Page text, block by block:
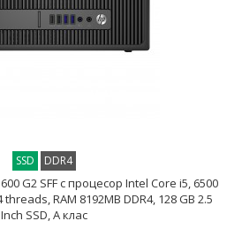
SSD DDR4
G2 SFF с процесор Intel Core i5, 6500
RAM 8192MB DDR4, 128 GB 2.5
Inch SSD, А клас